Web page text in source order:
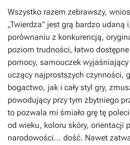
Wszystko razem zebrawszy,
„Twierdza” jest grą bardzo udaną
porównaniu z konkurencją,
poziom trudności, łatwo
pomocy, samouczek
uczący najprostszych czynności,
bogactwo, jak i cały styl gry,
powodujący przy tym zbytniego
to pozwala mi śmiało grę tę
od wieku, koloru skóry, orientacji
narodowości... dość. Nawet